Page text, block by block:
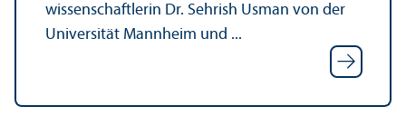
wissenschaft­lerin Dr. Sehrish Usman von der
Universität Mannheim und ...